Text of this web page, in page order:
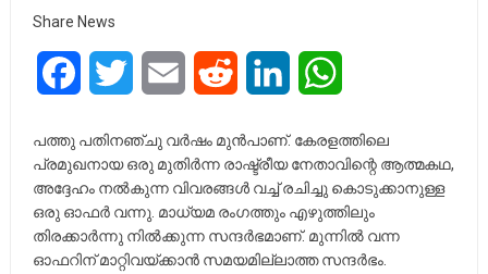
Share News
FacebookTwitter Email Reddit LinkedIn
പത്തു പതിനഞ്ചു വർഷം മുൻപാണ്. കേരളത്തിലെ
പ്രമുഖനായ ഒരു മുതിർന്ന രാഷ്ട്രീയ നേതാവിന്റെ ആത്മകഥ,
അദ്ദേഹം നൽകുന്ന വിവരങ്ങൾ വച്ച് രചിച്ചു കൊടുക്കാനുള്ള
ഒരു ഓഫർ വന്നു. മാധ്യമ രംഗത്തും എഴുത്തിലും
തിരക്കാർന്നു നിൽക്കുന്ന സന്ദർഭമാണ്. മുന്നിൽ വന്ന
ഓഫറിന് മാറ്റിവയ്ക്കാൻ സമയമില്ലാത്ത സന്ദർഭം.